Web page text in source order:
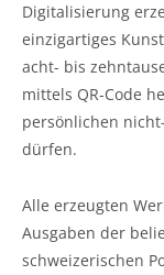
Digitalisierung
einzigartiges
acht- bis
mittels QR-Code
persönlichen
dürfen.
Alle erzeugten
Ausgaben der
schweizerischen